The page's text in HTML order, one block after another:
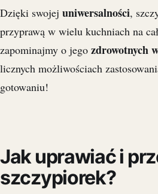
Dzięki swojej uniwersalności,
przyprawą w wielu kuchniach na
zapominajmy o jego zdrowotnych
licznych możliwościach
gotowaniu!
Jak uprawiać i
szczypiorek?